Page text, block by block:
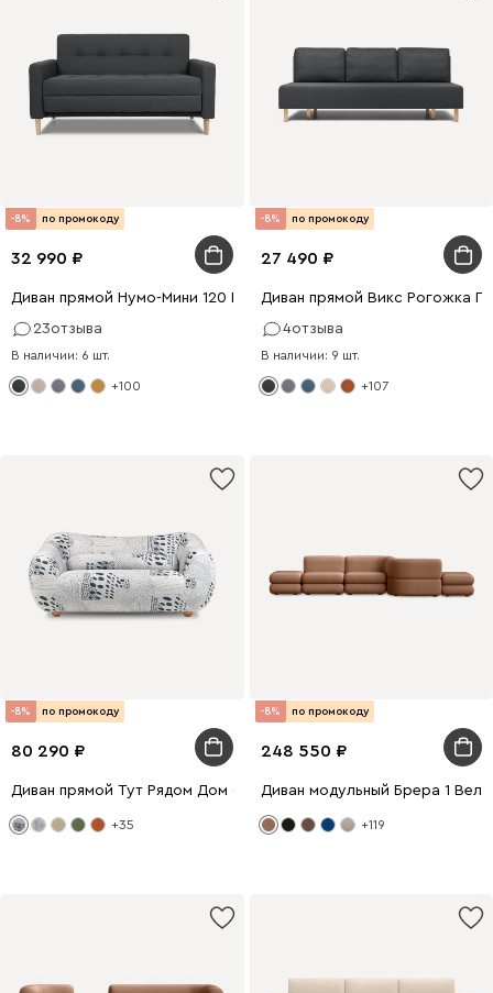
-8% по промокоду
32 990
Диван прямой Нумо-Мини 120 Рогожка Графитовый
23отзыва
В наличии: 6 шт.
+100
-8% по промокоду
27 490
Диван прямой Викс Рогожка
4отзыва
В наличии: 9 шт.
+107
-8% по промокоду
80 290
Диван прямой Тут Рядом Дом Серо-графитовый
+35
-8% по промокоду
248 550
Диван модульный Брера 1
+119